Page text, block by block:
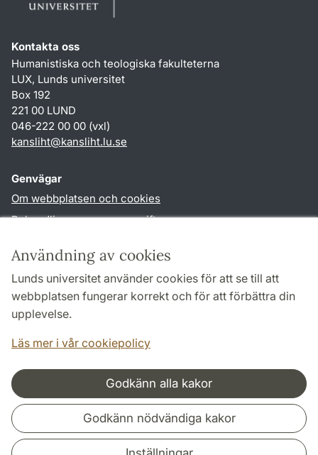
Användning av cookies
Lunds universitet använder cookies för att se till att
webbplatsen fungerar korrekt och för att förbättra din
upplevelse.
Läs mer i vår cookiepolicy
Godkänn alla kakor
Godkänn nödvändiga kakor
Kontakta oss
Humanistiska och teologiska fakulteterna
LUX, Lunds universitet
Box 192
221 00 LUND
046-222 00 00 (vxl)
kansliht@kansliht.lu.se
Genvägar
Om webbplatsen och cookies
Behandling av personuppgifter
TYPO3-login
Följ oss i sociala medier
Samarbeten och nätverk